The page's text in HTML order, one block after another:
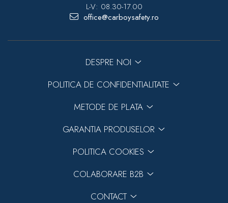
L-V: 08.30-17.00
office@carboysafety.ro
DESPRE NOI
POLITICA DE CONFIDENTIALITATE
METODE DE PLATA
GARANTIA PRODUSELOR
POLITICA COOKIES
COLABORARE B2B
CONTACT